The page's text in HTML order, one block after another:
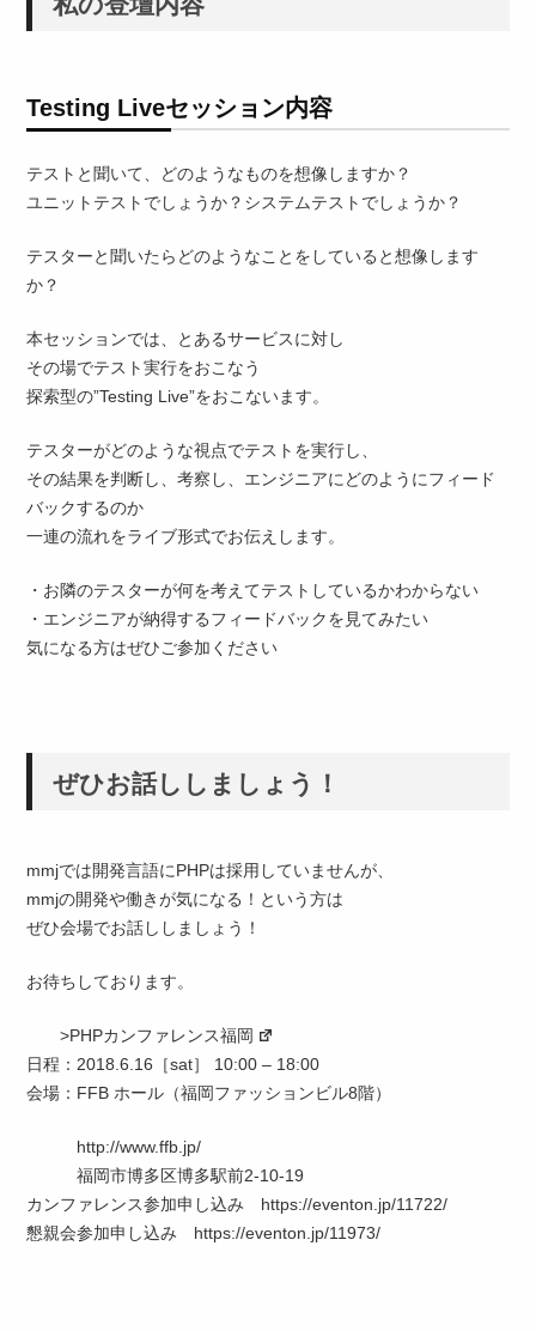
Testing Liveセッション内容
テストと聞いて、どのようなものを想像しますか？
ユニットテストでしょうか？システムテストでしょうか？
テスターと聞いたらどのようなことをしていると想像します
か？
本セッションでは、とあるサービスに対し
その場でテスト実行をおこなう
探索型の”Testing Live”をおこないます。
テスターがどのような視点でテストを実行し、
その結果を判断し、考察し、エンジニアにどのようにフィード
バックするのか
一連の流れをライブ形式でお伝えします。
・お隣のテスターが何を考えてテストしているかわからない
・エンジニアが納得するフィードバックを見てみたい
気になる方はぜひご参加ください
ぜひお話ししましょう！
mmjでは開発言語にPHPは採用していませんが、
mmjの開発や働きが気になる！という方は
ぜひ会場でお話ししましょう！
お待ちしております。
>PHPカンファレンス福岡
日程：2018.6.16［sat］ 10:00 – 18:00
会場：FFB ホール（福岡ファッションビル8階）
http://www.ffb.jp/
福岡市博多区博多駅前2-10-19
カンファレンス参加申し込み https://eventon.jp/11722/
懇親会参加申し込み https://eventon.jp/11973/